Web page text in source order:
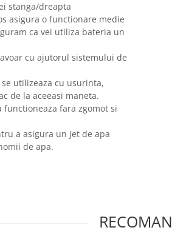
stanga/dreapta
asigura o functionare medie
ca vei utiliza bateria un
cu ajutorul sistemului de
utilizeaza cu usurinta,
de la aceeasi maneta.
fara zgomot si
a asigura un jet de apa
de apa.